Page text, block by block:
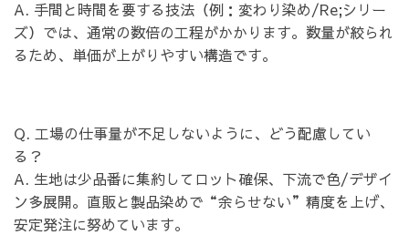
A. 手間と時間を要する技法（例：変わり染め/Re;シリー
ズ）では、通常の数倍の工程がかかります。数量が絞られ
るため、単価が上がりやすい構造です。
Q. 工場の仕事量が不足しないように、どう配慮してい
る？
A. 生地は少品番に集約してロット確保、下流で色/デザイ
ン多展開。直販と製品染めで“余らせない”精度を上げ、
安定発注に努めています。